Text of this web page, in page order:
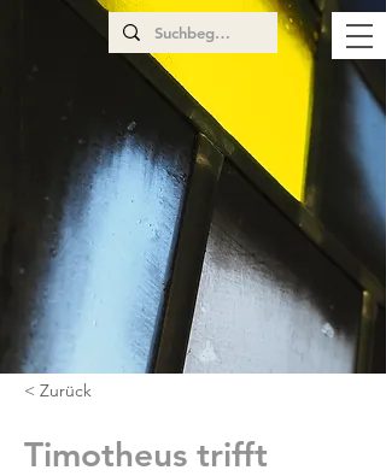
< Zurück
Timotheus trifft